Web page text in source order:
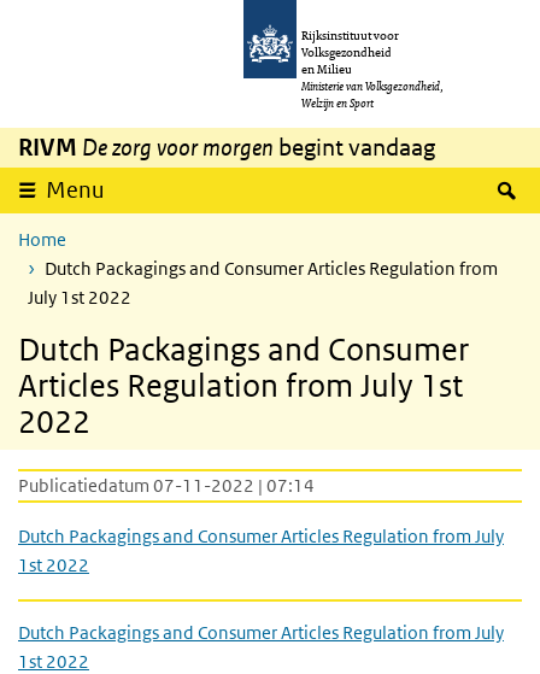
Overslaan en naar de inhoud gaan
Rijksinstituut voor
Volksgezondheid
en Milieu
Ministerie van Volksgezondheid,
Welzijn en Sport
RIVM De zorg voor morgen begint vandaag
Menu
Home
Dutch Packagings and Consumer Articles Regulation from
July 1st 2022
Dutch Packagings and Consumer
Articles Regulation from July 1st
2022
Publicatiedatum 07-11-2022 | 07:14
Dutch Packagings and Consumer Articles Regulation from July
1st 2022
Dutch Packagings and Consumer Articles Regulation from July
1st 2022